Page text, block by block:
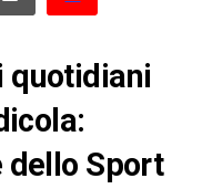
quotidiani
dello Sport